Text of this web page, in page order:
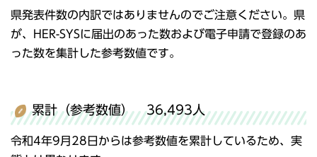
県発表件数の内訳ではありませんのでご注意ください。県
が、HER-SYSに届出のあった数および電子申請で登録のあ
った数を集計した参考数値です。
累計（参考数値） 36,493人
令和4年9月28日からは参考数値を累計しているため、実